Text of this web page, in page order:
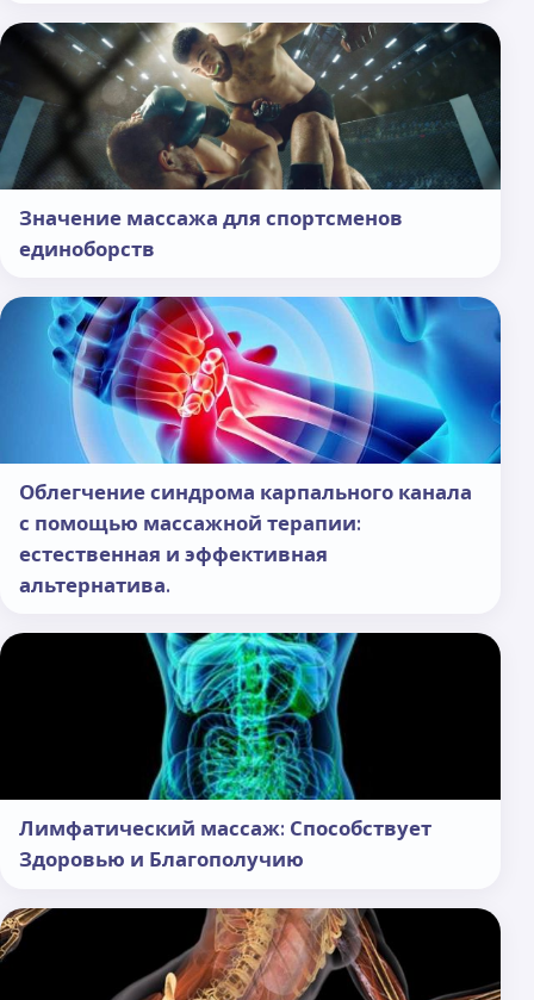
Значение массажа для спортсменов
единоборств
Облегчение синдрома карпального канала
с помощью массажной терапии:
естественная и эффективная
альтернатива.
Лимфатический массаж: Способствует
Здоровью и Благополучию